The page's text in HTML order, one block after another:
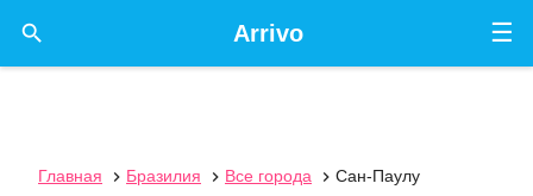
☰
Arrivo

Главная  Бразилия  Все города  Сан-Паулу